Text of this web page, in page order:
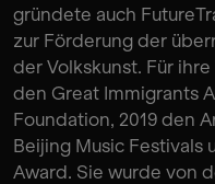
gründete auch
zur Förderung der
der Volkskunst. Für
den Great Immigrants
Foundation, 2019 den
Beijing Music Festivals
Award. Sie wurde von